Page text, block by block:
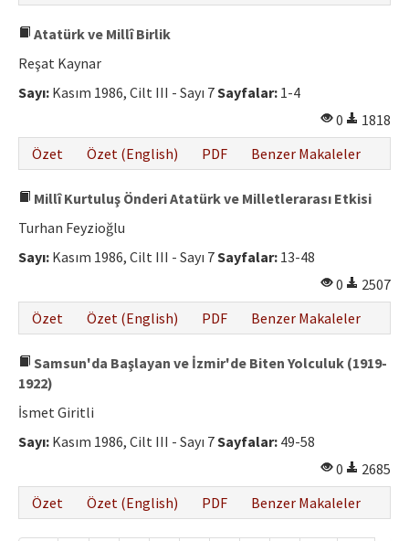
Atatürk ve Millî Birlik
Reşat Kaynar
Sayı: Kasım 1986, Cilt III - Sayı 7Sayfalar: 1-4
0
1818
Özet
Özet (English) PDF Benzer Makaleler
Millî Kurtuluş Önderi Atatürk ve Milletlerarası Etkisi
Turhan Feyzioğlu
Sayı: Kasım 1986, Cilt III - Sayı 7Sayfalar: 13-48
0
2507
Özet
Özet (English) PDF Benzer Makaleler
Samsun'da Başlayan ve İzmir'de Biten Yolculuk (1919-
1922)
İsmet Giritli
Sayı: Kasım 1986, Cilt III - Sayı 7Sayfalar: 49-58
0
2685
Özet
Özet (English) PDF Benzer Makaleler